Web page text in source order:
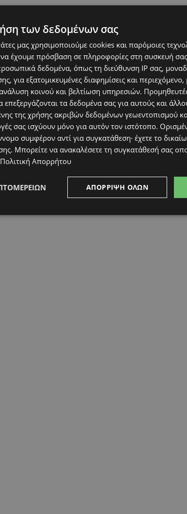
των δεδομένων σας
μας χρησιμοποιούμε cookies και παρόμοιες
έχουμε πρόσβαση σε πληροφορίες στη συσκευή
δεδομένα, όπως τη διεύθυνση IP σας,
για εξατομικευμένες διαφημίσεις και
κοινού και βελτίωση υπηρεσιών.
επεξεργάζονται τα δεδομένα σας για αυτούς και
της χρήσης ακριβών δεδομένων γεωεντοπισμού
σας ισχύουν μόνο για αυτόν τον ιστότοπο.
συμφέρον αντί για συγκατάθεση· έχετε το
. Μπορείτε να ανακαλέσετε τη συγκατάθεσή σας
Πολιτική Απορρήτου
ΑΠΌΡΡΙΨΗ ΌΛΩΝ